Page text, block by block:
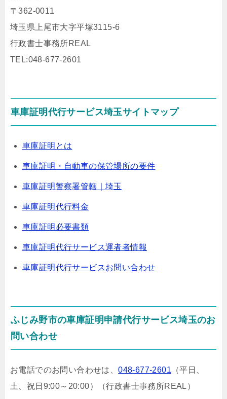
〒362-0011
埼玉県上尾市大字平塚3115-6
行政書士事務所REAL
TEL:048-677-2601
車庫証明代行サービス埼玉サイトマップ
車庫証明とは
車庫証明・自動車の保管場所の要件
車庫証明警察署管轄｜埼玉
車庫証明代行料金
車庫証明必要書類
車庫証明代行サービス運者者情報
車庫証明代行サービスお問い合わせ
ふじみ野市の車庫証明申請代行サービス埼玉のお
問い合わせ
お電話でのお問い合わせは、048-677-2601 （平日、
土、祝日9:00～20:00）
（行政書士事務所REAL）